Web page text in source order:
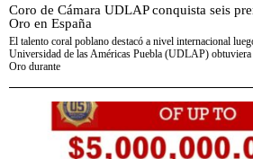
Coro de Cámara UDLAP conquista seis
Oro en España
El talento coral poblano destacó a nivel internacional
Universidad de las Américas Puebla (UDLAP)
Oro durante